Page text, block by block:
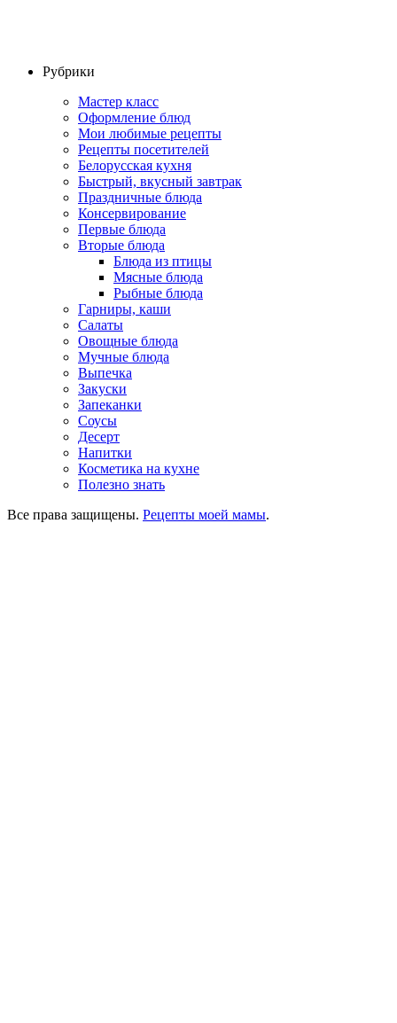
Рубрики
Мастер класс
Оформление блюд
Мои любимые рецепты
Рецепты посетителей
Белорусская кухня
Быстрый, вкусный завтрак
Праздничные блюда
Консервирование
Первые блюда
Вторые блюда
Блюда из птицы
Мясные блюда
Рыбные блюда
Гарниры, каши
Салаты
Овощные блюда
Мучные блюда
Выпечка
Закуски
Запеканки
Соусы
Десерт
Напитки
Косметика на кухне
Полезно знать
Все права защищены. Рецепты моей мамы.